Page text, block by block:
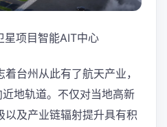
项目智能AIT中心
台州从此有了航天产业，
地轨道。不仅对当地高新
以及产业链辐射提升具有积